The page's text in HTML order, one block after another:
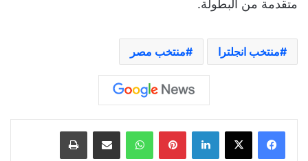
متقدمة من البطولة.
منتخب انجلترا منتخب مصر
لينكدإن بينتيريست واتساب